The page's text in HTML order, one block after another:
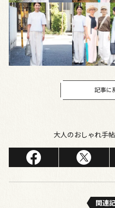
記事に
大人のおしゃれ手
関連